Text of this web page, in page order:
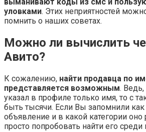
выманивают коды из смс и
уловками. Этих неприятностей
помнить о наших советах.
Можно ли вычислить
Авито?
К сожалению, найти продавца по
представляется возможным. Ведь,
указал в профиле только имя, то с
быть тысячи. Если Вы запомнили
объявление и в какой категории
просто попробовать найти его среди